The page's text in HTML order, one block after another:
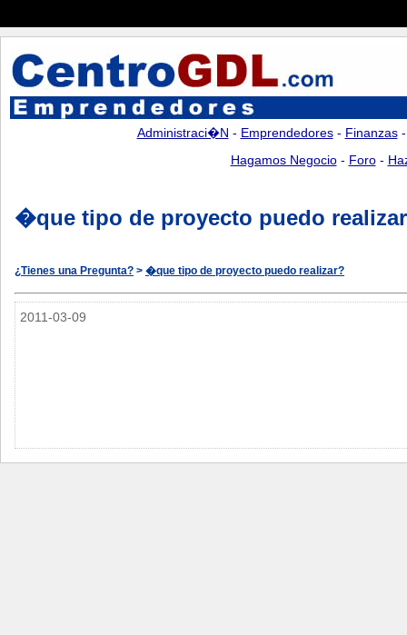
Administraci�n - Emprendedores- Finanzas
Hagamos Negocio- Foro-
�que tipo de proyecto puedo
¿Tienes una Pregunta? > �que tipo de proyecto puedo realizar?
2011-03-09